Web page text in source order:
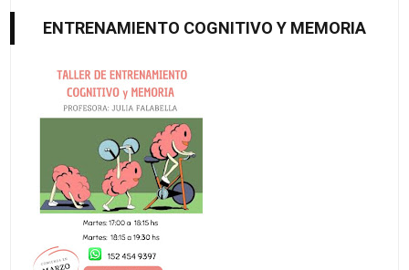
ENTRENAMIENTO COGNITIVO Y MEMORIA